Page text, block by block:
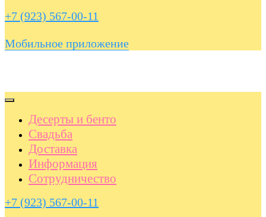
+7 (923) 567-00-11
Мобильное приложение
Десерты и бенто
Свадьба
Доставка
Информация
Сотрудничество
+7 (923) 567-00-11